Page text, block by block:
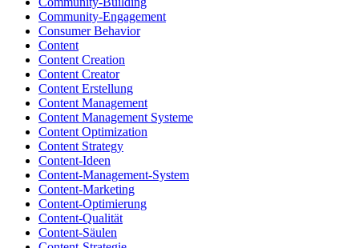
Community-Engagement
Consumer Behavior
Content
Content Creation
Content Creator
Content Erstellung
Content Management
Content Management Systeme
Content Optimization
Content Strategy
Content-Ideen
Content-Management-System
Content-Marketing
Content-Optimierung
Content-Qualität
Content-Säulen